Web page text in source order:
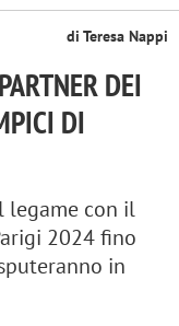
di Teresa Nappi
DEI
DI
legame con il
2024 fino
in